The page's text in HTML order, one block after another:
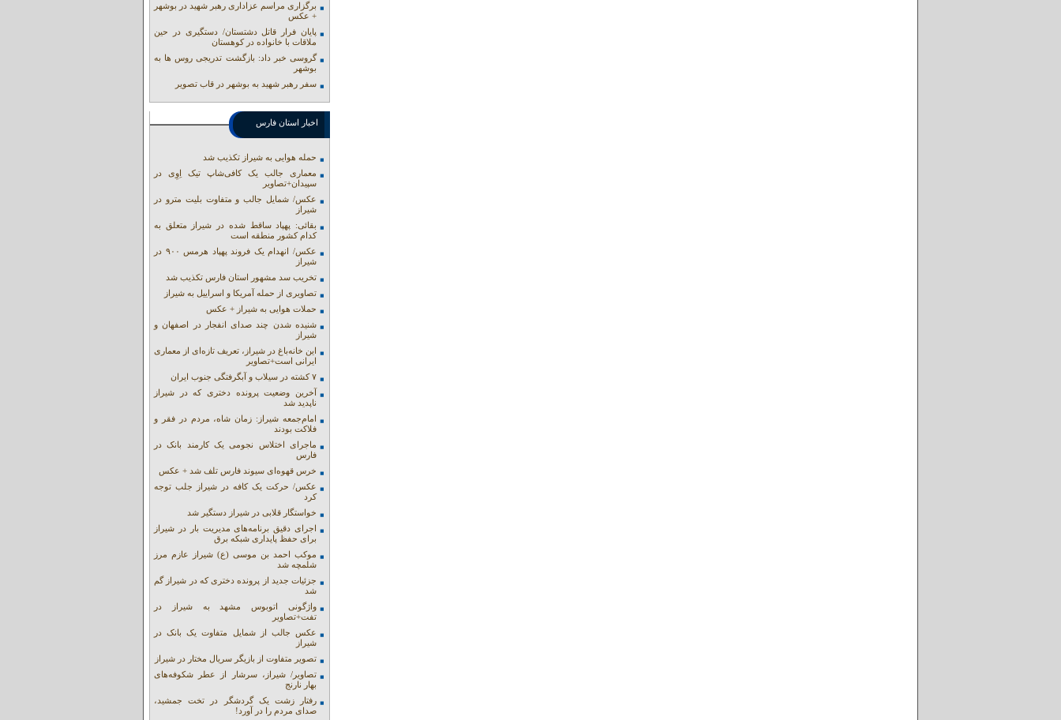
برگزاری مراسم عزاداری رهبر شهید در بوشهر
+ عکس
پایان فرار قاتل دشتستان/ دستگیری در حین
ملاقات با خانواده در کوهستان
گروسی خبر داد: بازگشت تدریجی روس ها به
بوشهر
سفر رهبر شهید به بوشهر در قاب تصویر
اخبار استان فارس
حمله هوایی به شیراز تکذیب شد
معماری جالب یک کافی‌شاپ تیک اِوِی در
سپیدان+تصاویر
عکس/ شمایل جالب و متفاوت بلیت مترو در
شیراز
بقائی: پهپاد ساقط شده در شیراز متعلق به
کدام کشور منطقه است
عکس/ انهدام یک فروند پهپاد هرمس ۹۰۰ در
شیراز
تخریب سد مشهور استان فارس تکذیب شد
تصاویری از حمله آمریکا و اسراییل به شیراز
حملات هوایی به شیراز + عکس
شنیده شدن چند صدای انفجار در اصفهان و
شیراز
این خانه‌باغ در شیراز، تعریف تازه‌ای از معماری
ایرانی است+تصاویر
۷ کشته در سیلاب و آبگرفتگی جنوب ایران
آخرین وضعیت پرونده دختری که در شیراز
ناپدید شد
امام‌جمعه شیراز: زمان شاه، مردم در فقر و
فلاکت بودند
ماجرای اختلاس نجومی یک کارمند بانک در
فارس
خرس قهوه‌ای سیوند فارس تلف شد + عکس
عکس/ حرکت یک کافه در شیراز جلب توجه
کرد
خواستگار قلابی در شیراز دستگیر شد
اجرای دقیق برنامه‌های مدیریت بار در شیراز
برای حفظ پایداری شبکه برق
موکب احمد بن موسی (ع) شیراز عازم مرز
شلمچه شد
جزئیات جدید از پرونده دختری که در شیراز گم
شد
واژگونی اتوبوس مشهد به شیراز در
تفت+تصاویر
عکس جالب از شمایل متفاوت یک بانک در
شیراز
تصویر متفاوت از بازیگر سریال مختار در شیراز
تصاویر/ شیراز، سرشار از عطر شکوفه‌های
بهار نارنج
رفتار زشت یک گردشگر در تخت جمشید،
صدای مردم را در آورد!